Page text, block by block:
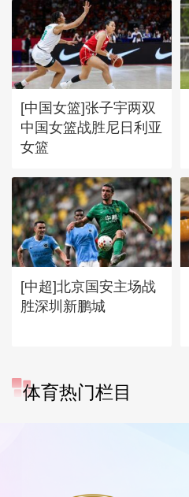
[中国女篮]张子宇两双
中国女篮战胜尼日利亚
女篮
[中超]北京国安主场战
胜深圳新鹏城
体育热门栏目